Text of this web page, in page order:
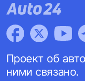
Проект об
ними связано.